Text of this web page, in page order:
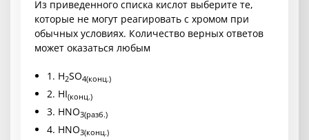
Из приведенного списка кислот выберите те,
которые не могут реагировать с хромом при
обычных условиях. Количество верных ответов
может оказаться любым
1. H2SO4(конц.)
2. HI(конц.)
3. HNO3(разб.)
4. HNO3(конц.)